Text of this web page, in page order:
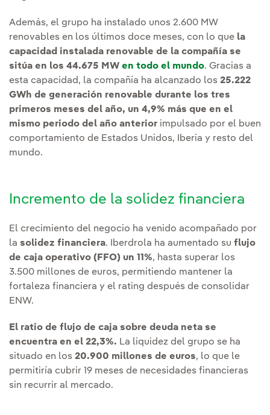
Además, el grupo ha instalado unos 2.600 MW
renovables en los últimos doce meses, con lo que la
capacidad instalada renovable de la compañía se
sitúa en los 44.675 MW en todo el mundo. Gracias a
esta capacidad, la compañía ha alcanzado los 25.222
GWh de generación renovable durante los tres
primeros meses del año, un 4,9% más que en el
mismo periodo del año anterior impulsado por el buen
comportamiento de Estados Unidos, Iberia y resto del
mundo.
Incremento de la solidez financiera
El crecimiento del negocio ha venido acompañado por
la solidez financiera. Iberdrola ha aumentado su flujo
de caja operativo (FFO) un 11%, hasta superar los
3.500 millones de euros, permitiendo mantener la
fortaleza financiera y el rating después de consolidar
ENW.
El ratio de flujo de caja sobre deuda neta se
encuentra en el 22,3%. La liquidez del grupo se ha
situado en los 20.900 millones de euros, lo que le
permitiría cubrir 19 meses de necesidades financieras
sin recurrir al mercado.